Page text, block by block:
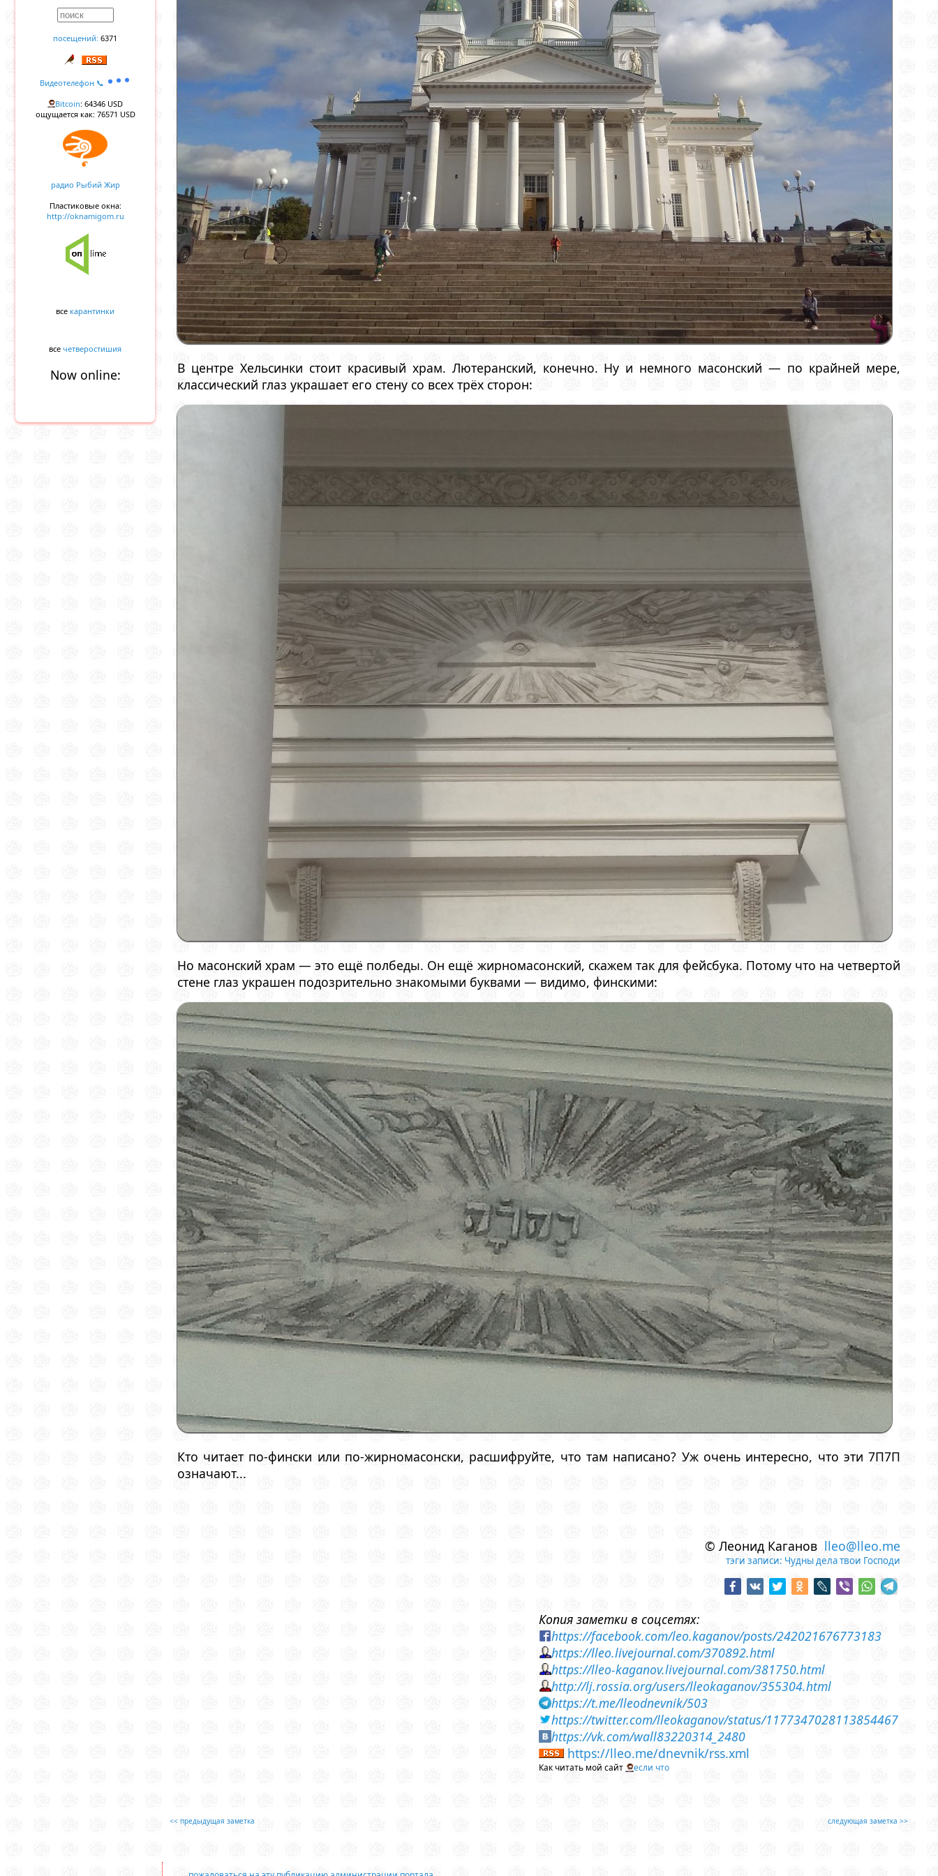
посещений: 6371
Видеотелефон 📞
Bitcoin: 64346 USD
ощущается как: 76571 USD
радио Рыбий Жир
Пластиковые окна:
http://oknamigom.ru
все карантинки
все четверостишия
Now online:
В центре Хельсинки стоит красивый храм. Лютеранский, конечно. Ну и немного масонский — по крайней мере,
классический глаз украшает его стену со всех трёх сторон:
Но масонский храм — это ещё полбеды. Он ещё жирномасонский, скажем так для фейсбука. Потому что на четвертой
стене глаз украшен подозрительно знакомыми буквами — видимо, финскими:
Кто читает по-фински или по-жирномасонски, расшифруйте, что там написано? Уж очень интересно, что эти 7П7П
означают...
© Леонид Каганов lleo@lleo.me
тэги записи: Чудны дела твои Господи
Копия заметки в соцсетях:
https://facebook.com/leo.kaganov/posts/242021676773183
https://lleo.livejournal.com/370892.html
https://lleo-kaganov.livejournal.com/381750.html
http://lj.rossia.org/users/lleokaganov/355304.html
https://t.me/lleodnevnik/503
https://twitter.com/lleokaganov/status/1177347028113854467
https://vk.com/wall83220314_2480
https://lleo.me/dnevnik/rss.xml
Как читать мой сайт если что
<< предыдущая заметка следующая заметка >>